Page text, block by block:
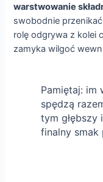
warstwowanie
swobodnie
rolę odgrywa z kolei
zamyka wilgoć
Pamiętaj: im
spędzą
tym głębszy
finalny smak